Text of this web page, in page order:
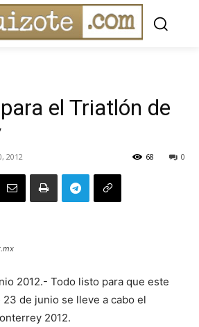
el Triatlón de
2012 0
68
2012.- Todo listo para que este
de junio se lleve a cabo el
2012.